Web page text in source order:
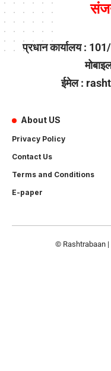
प्रधान कार्यालय :
ईमेल :
About US
Privacy Policy
Contact Us
Terms and Conditions
E-paper
© Rashtrabaan |